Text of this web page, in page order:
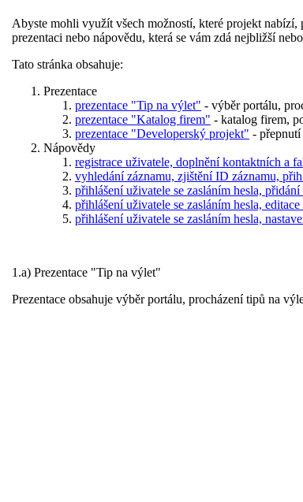
Abyste mohli využít všech možností, které projekt
prezentaci nebo nápovědu, která se vám zdá nejbližší
Tato stránka obsahuje:
Prezentace
prezentace "Tip na výlet" - výběr portálu,
prezentace "Katalog firem" - katalog firem,
prezentace "Developerský projekt" -
Nápovědy
registrace uživatele, doplnění kontaktních a
vyhledání záznamu, zjištění ID záznamu,
přihlášení uživatele se zasláním hesla,
přihlášení uživatele se zasláním hesla,
přihlášení uživatele se zasláním hesla,
1.a) Prezentace "Tip na výlet"
Prezentace obsahuje výběr portálu, procházení tipů na